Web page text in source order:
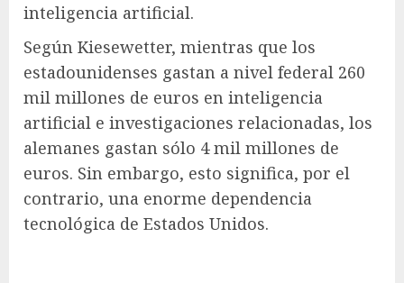
inteligencia artificial.
Según Kiesewetter, mientras que los
estadounidenses gastan a nivel federal 260
mil millones de euros en inteligencia
artificial e investigaciones relacionadas, los
alemanes gastan sólo 4 mil millones de
euros. Sin embargo, esto significa, por el
contrario, una enorme dependencia
tecnológica de Estados Unidos.